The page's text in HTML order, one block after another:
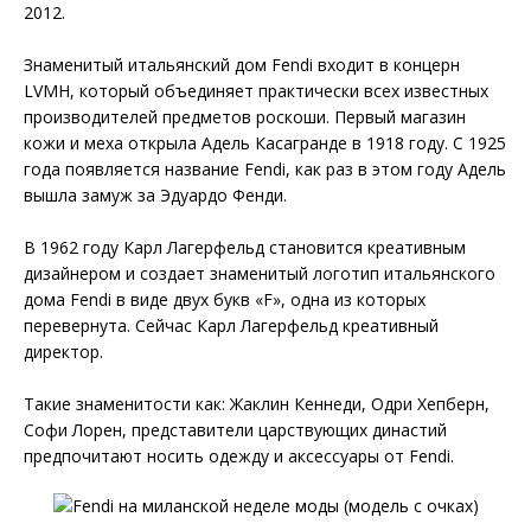
2012.
Знаменитый итальянский дом Fendi входит в концерн
LVMH, который объединяет практически всех известных
производителей предметов роскоши. Первый магазин
кожи и меха открыла Адель Касагранде в 1918 году. С 1925
года появляется название Fendi, как раз в этом году Адель
вышла замуж за Эдуардо Фенди.
В 1962 году Карл Лагерфельд становится креативным
дизайнером и создает знаменитый логотип итальянского
дома Fendi в виде двух букв «F», одна из которых
перевернута. Сейчас Карл Лагерфельд креативный
директор.
Такие знаменитости как: Жаклин Кеннеди, Одри Хепберн,
Софи Лорен, представители царствующих династий
предпочитают носить одежду и аксессуары от Fendi.